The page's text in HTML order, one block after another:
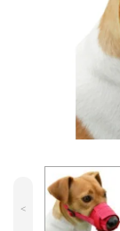
<